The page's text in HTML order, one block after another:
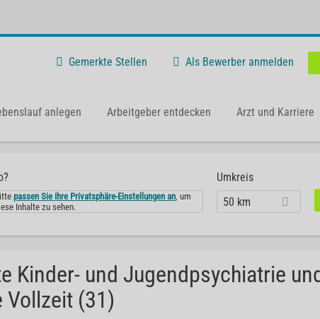
Gemerkte Stellen Als Bewerber anmelden
anlegen Arbeitgeber entdecken Arzt und Karriere
passen Sie Ihre Privatsphäre-Einstellungen an, um
Inhalte zu sehen.
Umkreis
50 km
Kinder- und Jugendpsychiatrie
Vollzeit (31)